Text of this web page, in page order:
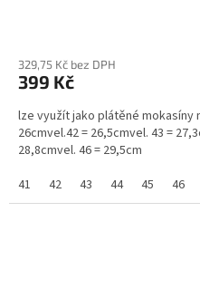
329,75 Kč bez DPH
399 Kč
lze využít jako plátěné mokasíny
26cmvel.42 = 26,5cmvel. 43 =
28,8cmvel. 46 = 29,5cm
41
42 43 44 45 46